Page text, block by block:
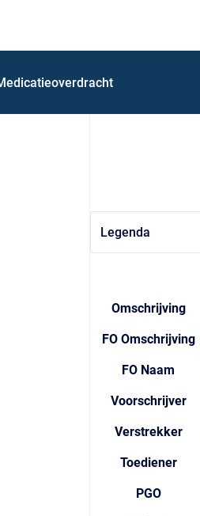
Legenda
Omschrijving
FO Omschrijving
FO Naam
Voorschrijver
Verstrekker
Toediener
PGO